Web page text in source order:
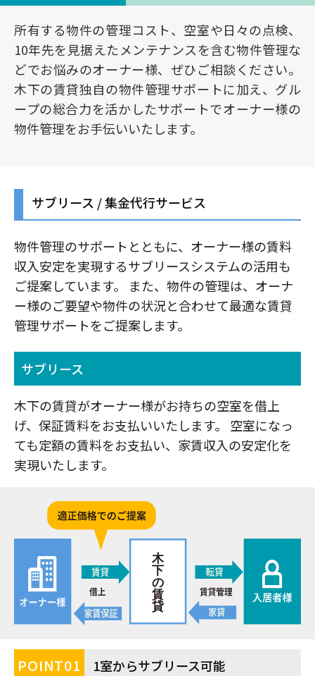
所有する物件の管理コスト、空室や日々の点検、
10年先を見据えたメンテナンスを含む物件管理な
どでお悩みのオーナー様、ぜひご相談ください。
木下の賃貸独自の物件管理サポートに加え、グル
ープの総合力を活かしたサポートでオーナー様の
物件管理をお手伝いいたします。
サブリース / 集金代行サービス
物件管理のサポートとともに、オーナー様の賃料
収入安定を実現するサブリースシステムの活用も
ご提案しています。 また、物件の管理は、オーナ
ー様のご要望や物件の状況と合わせて最適な賃貸
管理サポートをご提案します。
サブリース
木下の賃貸がオーナー様がお持ちの空室を借上
げ、保証賃料をお支払いいたします。 空室になっ
ても定額の賃料をお支払い、家賃収入の安定化を
実現いたします。
POINT01
1室からサブリース可能